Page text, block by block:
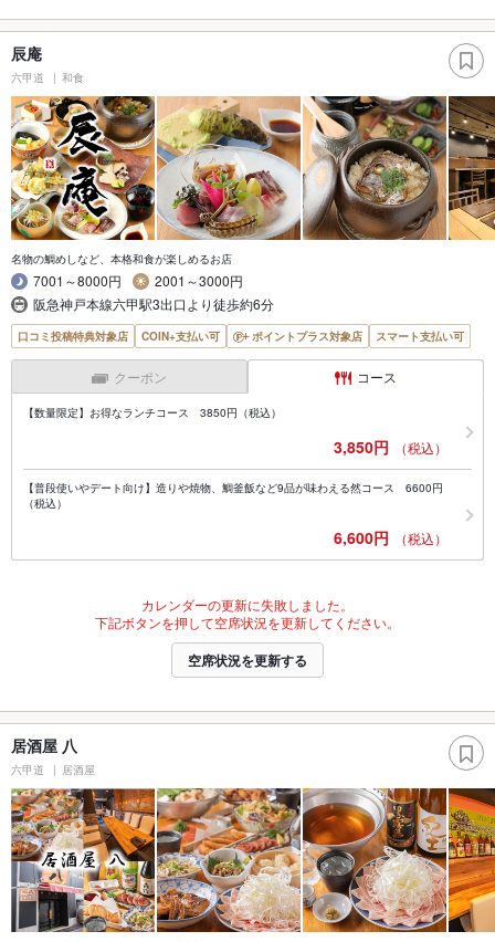
辰庵
六甲道 和食
名物の鯛めしなど、本格和食が楽しめるお店
7001～8000円
2001～3000円
阪急神戸本線六甲駅3出口より徒歩約6分
口コミ投稿特典対象店 COIN+支払い可 ポイントプラス対象店 スマート支払い可
クーポン コース
【数量限定】お得なランチコース 3850円（税込）
3,850円 （税込）
【普段使いやデート向け】造りや焼物、鯛釜飯など9品が味わえる然コース 6600円
（税込）
6,600円 （税込）
カレンダーの更新に失敗しました。
下記ボタンを押して空席状況を更新してください。
空席状況を更新する
居酒屋 八
六甲道 居酒屋